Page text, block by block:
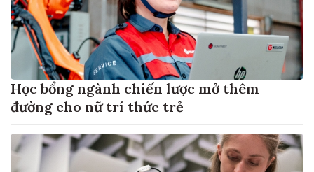
Học bổng ngành chiến lược mở thêm
đường cho nữ trí thức trẻ